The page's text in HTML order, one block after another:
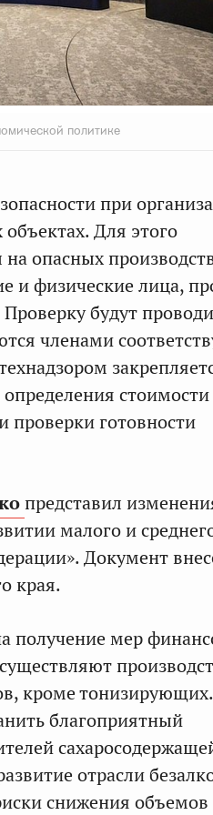
политике
при
Для этого
на опасных
и физические лица,
будут
членами
стоимости
проверки готовности
представил
малого и
Документ
края.
получение мер
кроме тонизирующих.
благоприятный
отрасли
снижения объемов